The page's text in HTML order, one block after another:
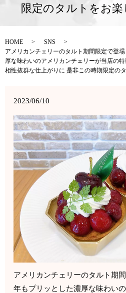
限定のタルトをお
HOME
SNS
アメリカンチェリーのタルト期間限定で登
厚な味わいのアメリカンチェリーが当店の
相性抜群な仕上がりに 是非この時期限定の
2023/06/10
アメリカンチェリーのタルト期
年もプリッとした濃厚な味わい